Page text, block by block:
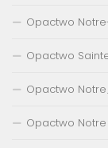
Opactwo
Opactwo
Opactwo
Opactwo